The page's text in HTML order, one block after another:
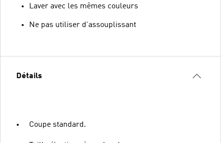
Laver avec les mêmes couleurs
Ne pas utiliser d'assouplissant
Détails
Coupe standard.